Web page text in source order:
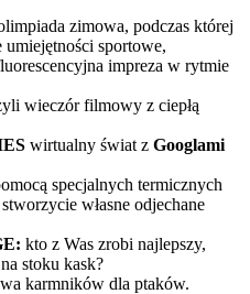
zimowa, podczas której
sportowe,
impreza w rytmie
wieczór filmowy z ciepłą
wirtualny świat z Googlami
specjalnych termicznych
własne odjechane
kto z Was zrobi najlepszy,
stoku kask?
karmników dla ptaków.